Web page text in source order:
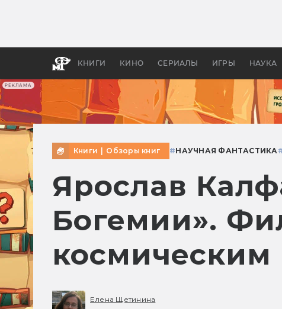
РЕКЛАМА
КНИГИ КИНО СЕРИАЛЫ ИГРЫ НАУКА
бы
Книги Обзоры книг #НАУЧНАЯ ФАНТАСТИКА
Ярослав
Богемии».
космическим
Елена Щетинина